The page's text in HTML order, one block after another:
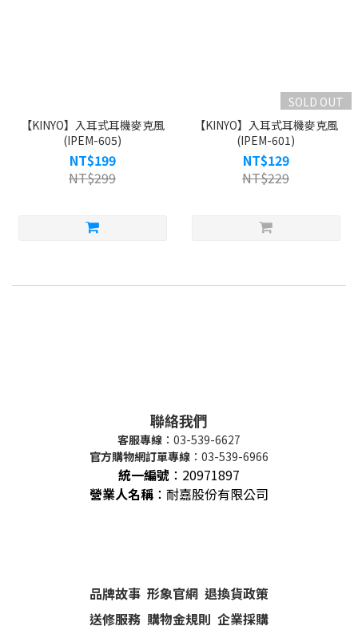
【KINYO】入耳式耳機麥克風
(IPEM-605)
NT$199
NT$299
SOLD OUT
【KINYO】入耳式耳機麥克風
(IPEM-601)
NT$129
NT$229
聯絡我們
客服專線 ：03-539-6627
官方購物網訂單專線 ：03-539-6966
統一編號 ： 20971897
營業人名稱 ：耐嘉股份有限公司
品牌故事 形象官網 退換貨政策
送修服務 購物金規則 企業採購